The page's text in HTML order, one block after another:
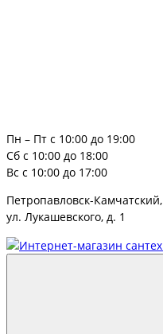
Пн – Пт с 10:00 до 19:00
Сб с 10:00 до 18:00
Вс с 10:00 до 17:00
Петропавловск-Камчатский,
ул. Лукашевского, д. 1